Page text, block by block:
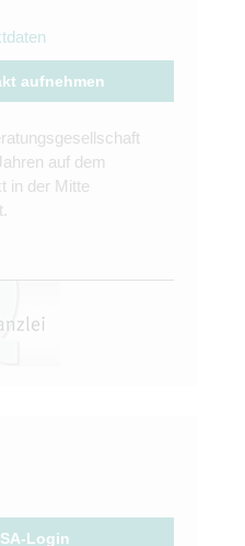
aufnehmen
auf dem
in der Mitte
Login